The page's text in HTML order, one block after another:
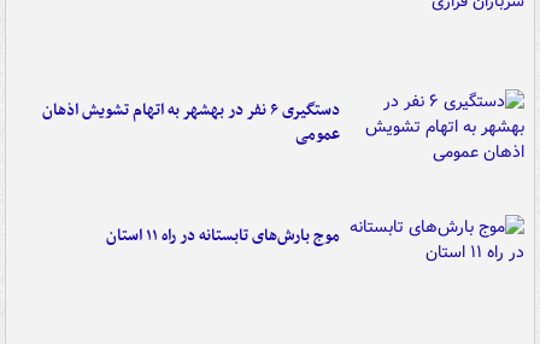
دستگیری ۶ نفر در بهشهر به اتهام تشویش اذهان
عمومی
موج بارش‌های تابستانه در راه ۱۱ استان